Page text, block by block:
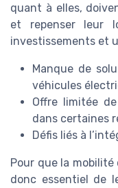
quant à elles,
et repenser leur
investissements et
Manque de
véhicules
Offre limitée
dans certaines
Défis liés à
Pour que la
donc essentiel de